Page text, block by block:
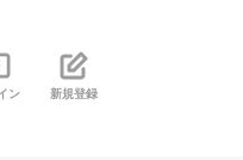
ン 新規登録